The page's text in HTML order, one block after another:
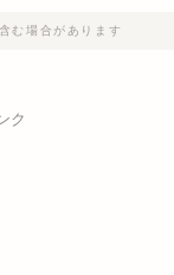
む場合があります
ク